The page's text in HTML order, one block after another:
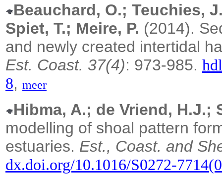
Beauchard, O.; Teuchies,
Spiet, T.; Meire, P. (2014).
and newly created intertidal
Est. Coast. 37(4): 973-985.
8, meer
Hibma, A.; de Vriend, H.J.;
modelling of shoal pattern
estuaries. Est., Coast. and
dx.doi.org/10.1016/S0272-